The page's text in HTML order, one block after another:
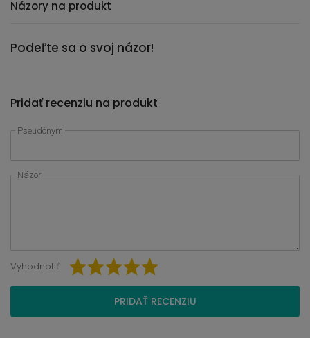
Názory na produkt
Podeľte sa o svoj názor!
Pridať recenziu na produkt
Pseudónym
Názor
Vyhodnotiť:
PRIDAŤ RECENZIU